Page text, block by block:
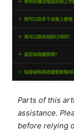
Parts of this
assistance.
before relying